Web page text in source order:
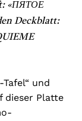
«ПЯТОЕ
Deckblatt:
und
dieser Platte